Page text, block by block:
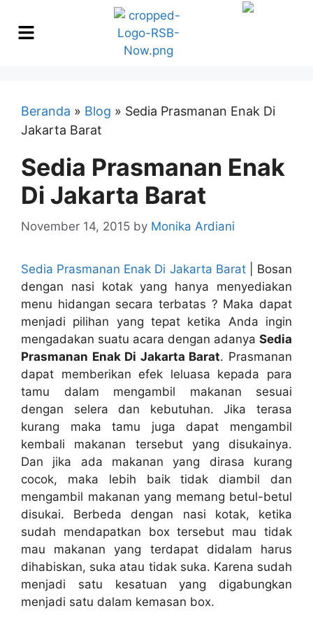
Beranda » Blog » Sedia Prasmanan Enak Di
Jakarta Barat
Sedia Prasmanan Enak
Di Jakarta Barat
November 14, 2015 by Monika Ardiani
Sedia Prasmanan Enak Di Jakarta Barat
| Bosan
dengan nasi kotak yang hanya menyediakan
menu hidangan secara terbatas ? Maka dapat
menjadi pilihan yang tepat ketika Anda ingin
mengadakan suatu acara dengan adanya Sedia
Prasmanan Enak Di Jakarta Barat. Prasmanan
dapat memberikan efek leluasa kepada para
tamu dalam mengambil makanan sesuai
dengan selera dan kebutuhan. Jika terasa
kurang maka tamu juga dapat mengambil
kembali makanan tersebut yang disukainya.
Dan jika ada makanan yang dirasa kurang
cocok, maka lebih baik tidak diambil dan
mengambil makanan yang memang betul-betul
disukai. Berbeda dengan nasi kotak, ketika
sudah mendapatkan box tersebut mau tidak
mau makanan yang terdapat didalam harus
dihabiskan, suka atau tidak suka. Karena sudah
menjadi satu kesatuan yang digabungkan
menjadi satu dalam kemasan box.